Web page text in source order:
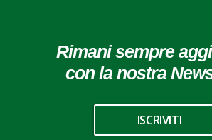
Rimani sempre
con la nostra
ISCRIVITI